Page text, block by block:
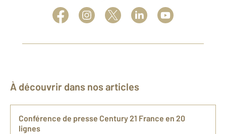
À découvrir dans nos articles
Conférence de presse Century 21 France en 20
lignes